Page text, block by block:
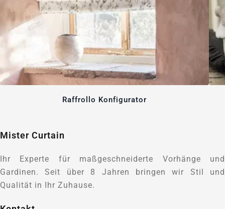
Raffrollo Konfigurator
Mister Curtain
Ihr Experte für maßgeschneiderte Vorhänge und
Gardinen. Seit über 8 Jahren bringen wir Stil und
Qualität in Ihr Zuhause.